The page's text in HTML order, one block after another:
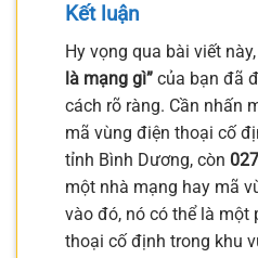
Kết luận
Hy vọng qua bài viết
là mạng gì” của bạn đã
cách rõ ràng. Cần nhấn
mã vùng điện thoại cố
tỉnh Bình Dương, còn
một nhà mạng hay mã
vào đó, nó có thể là một
thoại cố định trong khu